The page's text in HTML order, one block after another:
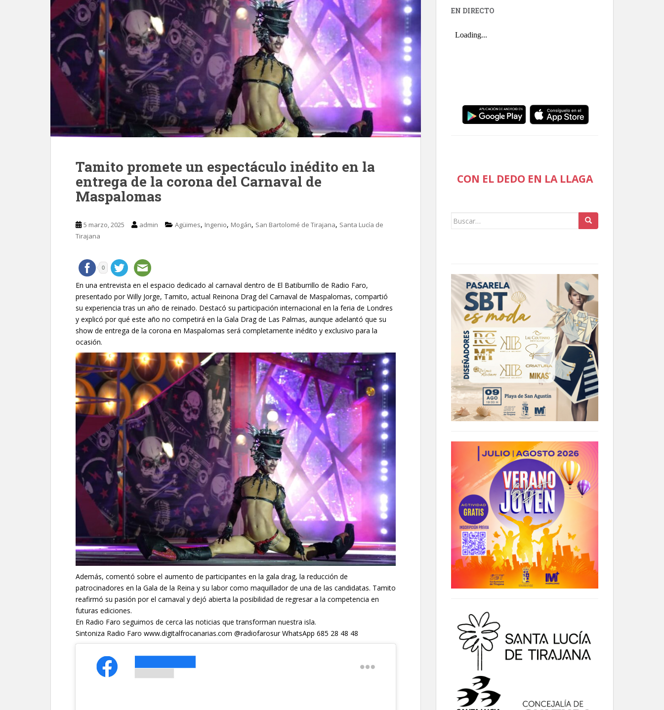
Tamito promete un espectáculo inédito en la
entrega de la corona del Carnaval de
Maspalomas
5 marzo, 2025 admin Agüimes, Ingenio, Mogán, San Bartolomé de Tirajana, Santa Lucía de
Tirajana
0
En una entrevista en el espacio dedicado al carnaval dentro de El Batiburrillo de Radio Faro,
presentado por Willy Jorge, Tamito, actual Reinona Drag del Carnaval de Maspalomas, compartió
su experiencia tras un año de reinado. Destacó su participación internacional en la feria de Londres
y explicó por qué este año no competirá en la Gala Drag de Las Palmas, aunque adelantó que su
show de entrega de la corona en Maspalomas será completamente inédito y exclusivo para la
ocasión.
Además, comentó sobre el aumento de participantes en la gala drag, la reducción de
patrocinadores en la Gala de la Reina y su labor como maquillador de una de las candidatas. Tamito
reafirmó su pasión por el carnaval y dejó abierta la posibilidad de regresar a la competencia en
futuras ediciones.
En Radio Faro seguimos de cerca las noticias que transforman nuestra isla.
Sintoniza Radio Faro www.digitalfrocanarias.com @radiofarosur WhatsApp 685 28 48 48
EN DIRECTO
CON EL DEDO EN LA LLAGA
Buscar: